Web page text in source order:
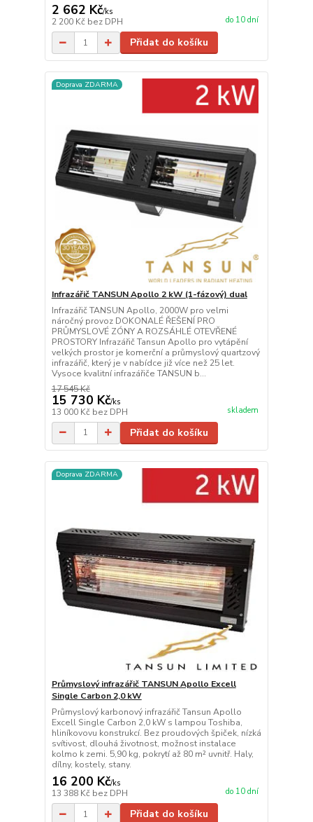
2 662 Kč/ks
2 200 Kč bez DPH do 10 dní
Přidat do košíku
Doprava ZDARMA
Infrazářič TANSUN Apollo 2 kW (1-fázový) dual
Infrazářič TANSUN Apollo, 2000W pro velmi
náročný provoz DOKONALÉ ŘEŠENÍ PRO
PRŮMYSLOVÉ ZÓNY A ROZSÁHLÉ OTEVŘENÉ
PROSTORY Infrazářič Tansun Apollo pro vytápění
velkých prostor je komerční a průmyslový quartzový
infrazářič, který je v nabídce již více než 25 let.
Vysoce kvalitní infrazářiče TANSUN b...
17 545 Kč
15 730 Kč/ks
13 000 Kč bez DPH skladem
Přidat do košíku
Doprava ZDARMA
Průmyslový infrazářič TANSUN Apollo Excell
Single Carbon 2,0 kW
Průmyslový karbonový infrazářič Tansun Apollo
Excell Single Carbon 2,0 kW s lampou Toshiba,
hliníkovovu konstrukcí. Bez proudových špiček, nízká
svítivost, dlouhá životnost, možnost instalace
kolmo k zemi. 5,90 kg, pokrytí až 80 m² uvnitř. Haly,
dílny, kostely, stany.
16 200 Kč/ks
13 388 Kč bez DPH do 10 dní
Přidat do košíku